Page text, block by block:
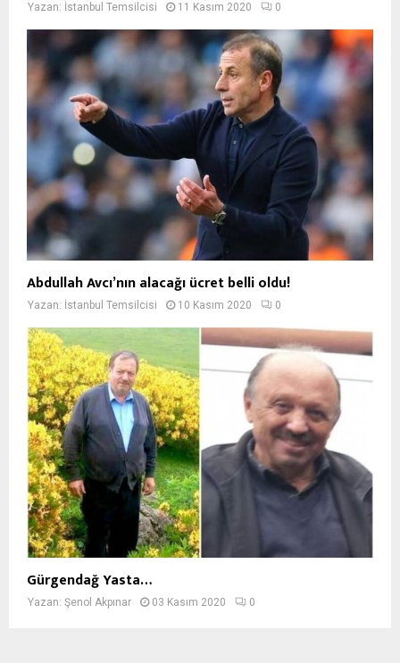
Yazan: İstanbul Temsilcisi 11 Kasım 2020 0
Abdullah Avcı’nın alacağı ücret belli oldu!
Yazan: İstanbul Temsilcisi 10 Kasım 2020 0
Gürgendağ Yasta…
Yazan: Şenol Akpınar 03 Kasım 2020 0